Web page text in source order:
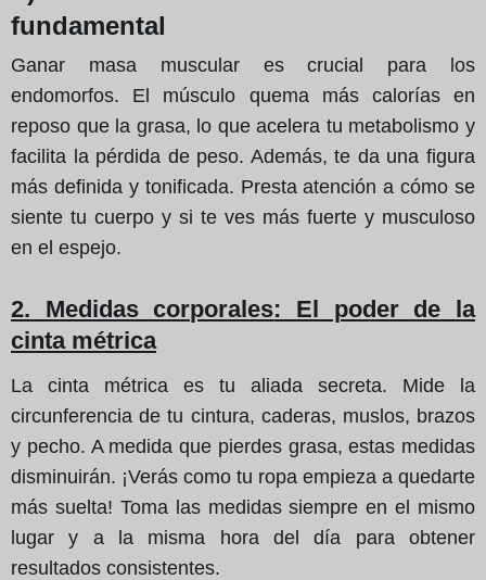
fundamental
Ganar masa muscular es crucial para los
endomorfos. El músculo quema más calorías en
reposo que la grasa, lo que acelera tu metabolismo y
facilita la pérdida de peso. Además, te da una figura
más definida y tonificada. Presta atención a cómo se
siente tu cuerpo y si te ves más fuerte y musculoso
en el espejo.
2. Medidas corporales: El poder de la
cinta métrica
La cinta métrica es tu aliada secreta. Mide la
circunferencia de tu cintura, caderas, muslos, brazos
y pecho. A medida que pierdes grasa, estas medidas
disminuirán. ¡Verás como tu ropa empieza a quedarte
más suelta! Toma las medidas siempre en el mismo
lugar y a la misma hora del día para obtener
resultados consistentes.